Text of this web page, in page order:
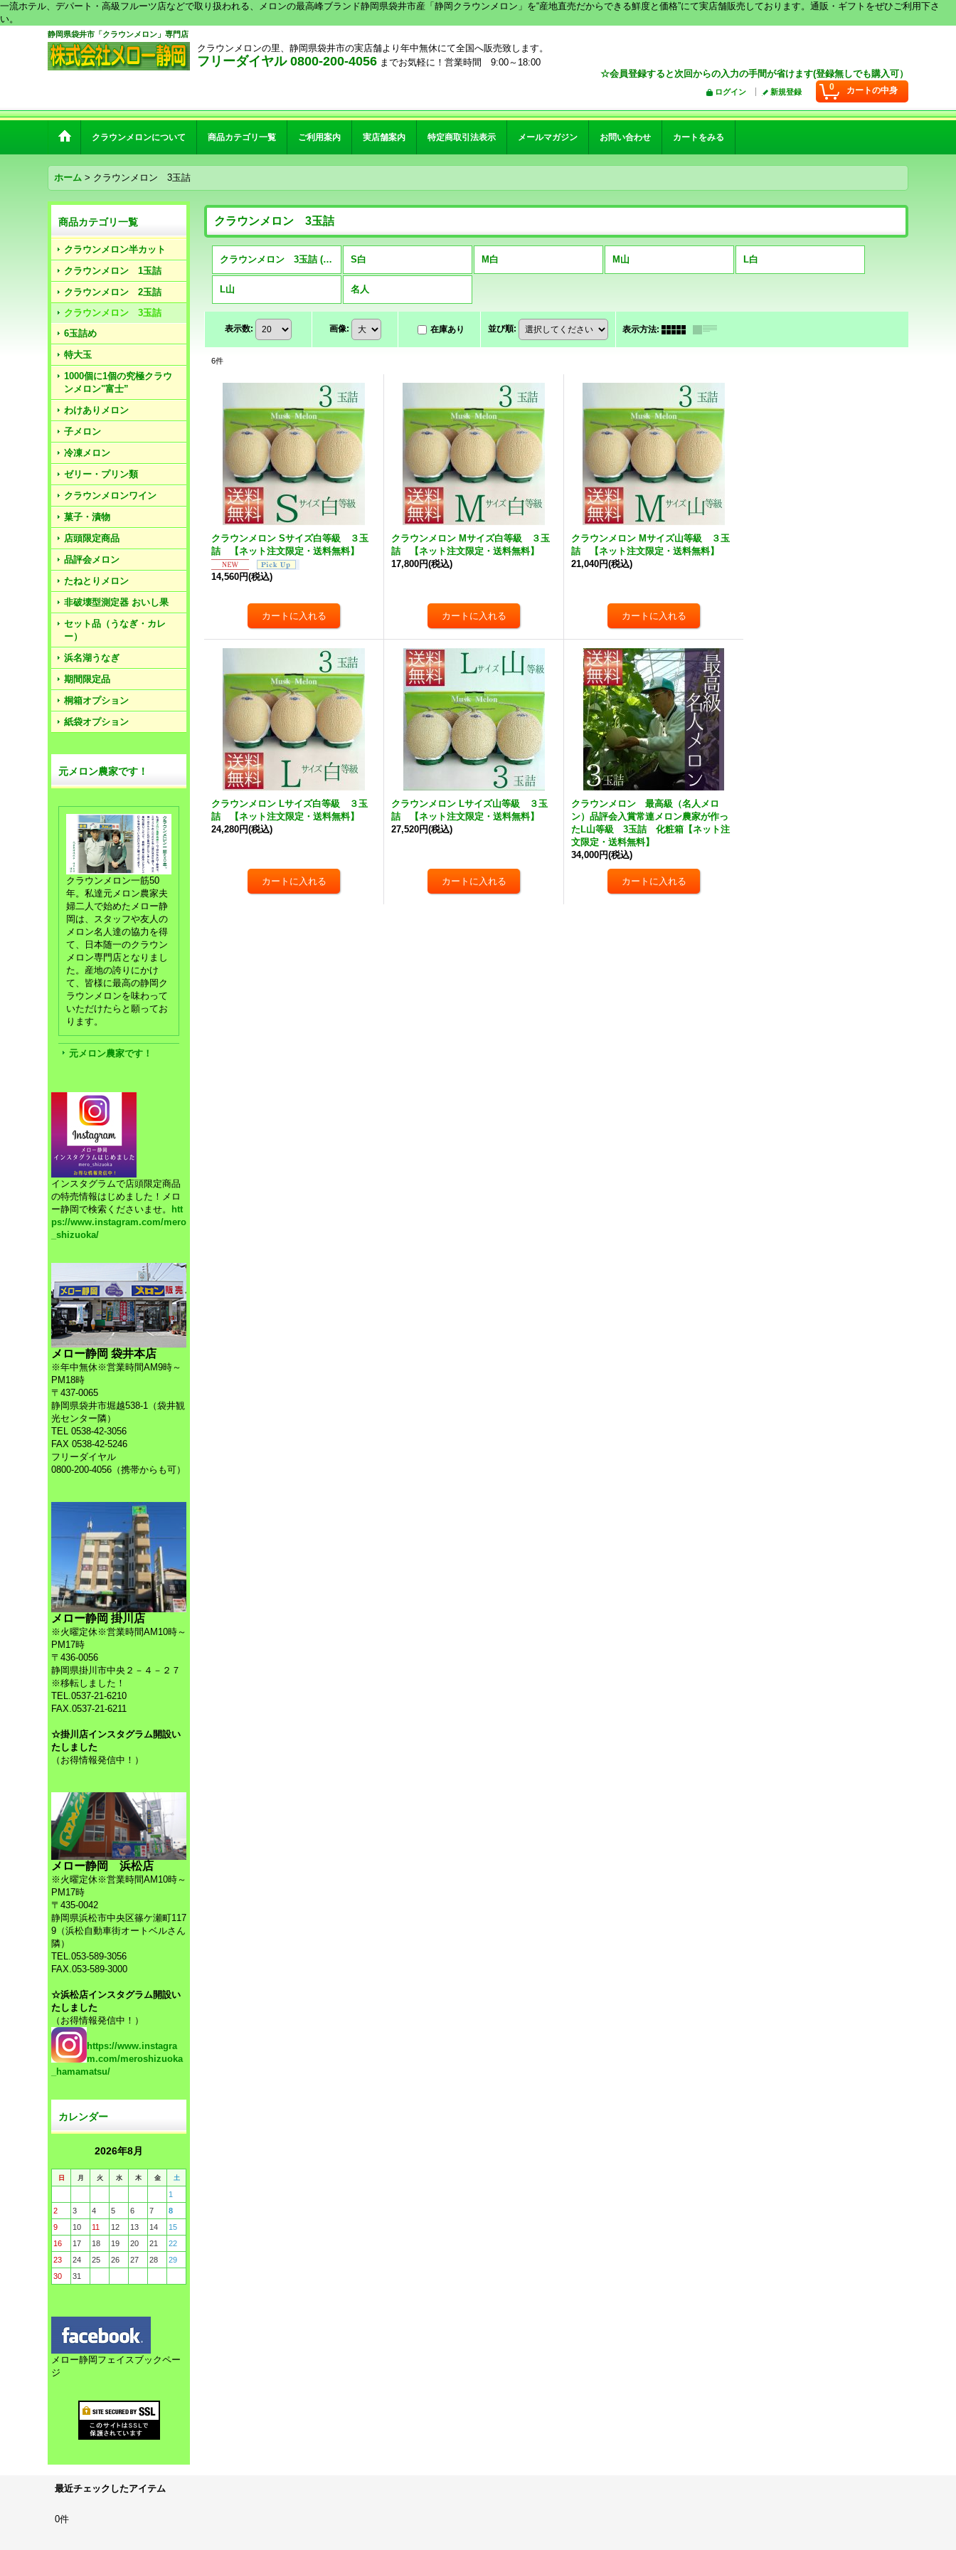
一流ホテル、デパート・高級フルーツ店などで取り扱われる、メロンの最高峰ブランド静岡県袋井市産「静岡クラウンメロン」を“産地直売だからできる鮮度と価格”にて実店舗販売しております。通販・ギフトをぜひご利用下さ
い。
静岡県袋井市「クラウンメロン」専門店
クラウンメロンの里、静岡県袋井市の実店舗より年中無休にて全国へ販売致します。
フリーダイヤル 0800-200-4056 までお気軽に！営業時間 9:00～18:00
☆会員登録すると次回からの入力の手間が省けます(登録無しでも購入可）
0 カートの中身
ログイン 新規登録
クラウンメロンについて 商品カテゴリ一覧 ご利用案内 実店舗案内 特定商取引法表示 メールマガジン お問い合わせ カートをみる
ホーム > クラウンメロン 3玉詰
商品カテゴリ一覧
クラウンメロン半カット
クラウンメロン 1玉詰
クラウンメロン 2玉詰
クラウンメロン 3玉詰
6玉詰め
特大玉
1000個に1個の究極クラウ
ンメロン"富士”
わけありメロン
子メロン
冷凍メロン
ゼリー・プリン類
クラウンメロンワイン
菓子・漬物
店頭限定商品
品評会メロン
たねとりメロン
非破壊型測定器 おいし果
セット品（うなぎ・カレ
ー）
浜名湖うなぎ
期間限定品
桐箱オプション
紙袋オプション
元メロン農家です！
クラウンメロン一筋50
年。私達元メロン農家夫
婦二人で始めたメロー静
岡は、スタッフや友人の
メロン名人達の協力を得
て、日本随一のクラウン
メロン専門店となりまし
た。産地の誇りにかけ
て、皆様に最高の静岡ク
ラウンメロンを味わって
いただけたらと願ってお
ります。
元メロン農家です！
インスタグラムで店頭限定商品
の特売情報はじめました！メロ
ー静岡で検索くださいませ。
htt
ps://www.instagram.com/mero
_shizuoka/
メロー静岡 袋井本店
※年中無休※営業時間AM9時～
PM18時
〒437-0065
静岡県袋井市堀越538-1（袋井観
光センター隣）
TEL 0538-42-3056
FAX 0538-42-5246
フリーダイヤル
0800-200-4056（携帯からも可）
メロー静岡 掛川店
※火曜定休※営業時間AM10時～
PM17時
〒436-0056
静岡県掛川市中央２－４－２７
※移転しました！
TEL.0537-21-6210
FAX.0537-21-6211
☆掛川店インスタグラム開設い
たしました
（お得情報発信中！）
メロー静岡 浜松店
※火曜定休※営業時間AM10時～
PM17時
〒435-0042
静岡県浜松市中央区篠ケ瀬町117
9（浜松自動車街オートベルさん
隣）
TEL.053-589-3056
FAX.053-589-3000
☆浜松店インスタグラム開設い
たしました
（お得情報発信中！）
https://www.instagra
m.com/meroshizuoka
_hamamatsu/
カレンダー
2026年8月
日 月 火 水 木 金 土
1
2
3 4 5 6 7
8
9
10 11 12 13 14
15
16
17 18 19 20 21
22
23
24 25 26 27 28
29
30
31
メロー静岡フェイスブックペー
ジ
クラウンメロン 3玉詰
クラウンメロン 3玉詰 (全商品) S白 M白 M山 L白
L山 名人
表示数: 画像: 在庫あり 並び順: 表示方法:
6件
クラウンメロン Sサイズ白等級 ３玉
詰 【ネット注文限定・送料無料】
14,560円(税込)
クラウンメロン Mサイズ白等級 ３玉
詰 【ネット注文限定・送料無料】
17,800円(税込)
クラウンメロン Mサイズ山等級 ３玉
詰 【ネット注文限定・送料無料】
21,040円(税込)
クラウンメロン Lサイズ白等級 ３玉
詰 【ネット注文限定・送料無料】
24,280円(税込)
クラウンメロン Lサイズ山等級 ３玉
詰 【ネット注文限定・送料無料】
27,520円(税込)
クラウンメロン 最高級（名人メロ
ン）品評会入賞常連メロン農家が作っ
たL山等級 3玉詰 化粧箱【ネット注
文限定・送料無料】
34,000円(税込)
最近チェックしたアイテム
0件